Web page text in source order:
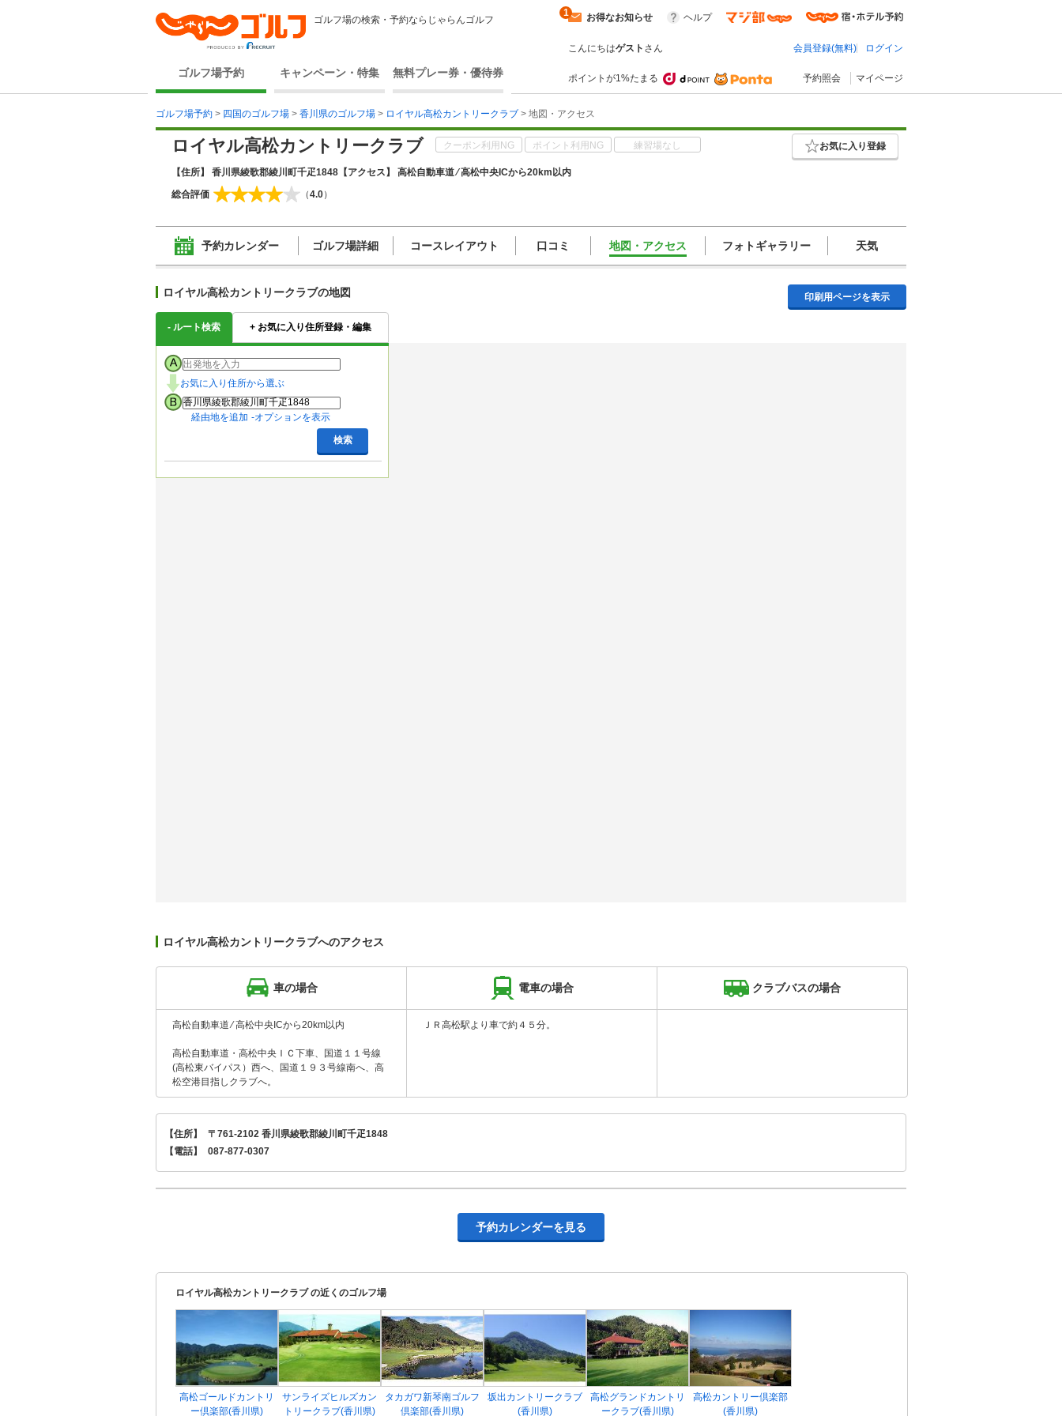
ゴルフ場の検索・予約ならじゃらんゴルフ
ゴルフ場予約 キャンペーン・特集 無料プレー券・優待券
お得なお知らせ
1 ヘルプ
こんにちはゲスト さん 会員登録(無料) ログイン
ポイントが1%たまる 予約照会 マイページ
ゴルフ場予約 > 四国のゴルフ場 > 香川県のゴルフ場 > ロイヤル高松カントリークラブ > 地図・アクセス
ロイヤル高松カントリークラブ クーポン利用NG ポイント利用NG 練習場なし お気に入り登録
【住所】 香川県綾歌郡綾川町千疋1848 【アクセス】 高松自動車道 ⁄ 高松中央ICから20km以内
総合評価
（4.0）
予約カレンダー ゴルフ場詳細 コースレイアウト 口コミ 地図・アクセス フォトギャラリー 天気
ロイヤル高松カントリークラブの地図 印刷用ページを表示
- ルート検索 + お気に入り住所登録・編集
お気に入り住所から選ぶ
経由地を追加 オプションを表示
検索
ロイヤル高松カントリークラブへのアクセス
車の場合 電車の場合 クラブバスの場合
高松自動車道 ⁄ 高松中央ICから20km以内
高松自動車道・高松中央ＩＣ下車、国道１１号線
(高松東バイパス）西へ、国道１９３号線南へ、高
松空港目指しクラブへ。
ＪＲ高松駅より車で約４５分。
【住所】
〒761-2102 香川県綾歌郡綾川町千疋1848
【電話】
087-877-0307
予約カレンダーを見る
ロイヤル高松カントリークラブ の近くのゴルフ場
高松ゴールドカントリ
ー倶楽部(香川県)
サンライズヒルズカン
トリークラブ(香川県)
タカガワ新琴南ゴルフ
倶楽部(香川県)
坂出カントリークラブ
(香川県)
高松グランドカントリ
ークラブ(香川県)
高松カントリー倶楽部
(香川県)